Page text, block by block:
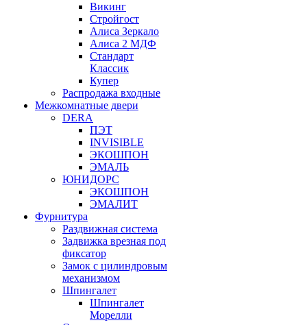
Викинг
Стройгост
Алиса Зеркало
Алиса 2 МДФ
Стандарт
Классик
Купер
Распродажа входные
Межкомнатные двери
DERA
ПЭТ
INVISIBLE
ЭКОШПОН
ЭМАЛЬ
ЮНИДОРС
ЭКОШПОН
ЭМАЛИТ
Фурнитура
Раздвижная система
Задвижка врезная под
фиксатор
Замок с цилиндровым
механизмом
Шпингалет
Шпингалет
Морелли